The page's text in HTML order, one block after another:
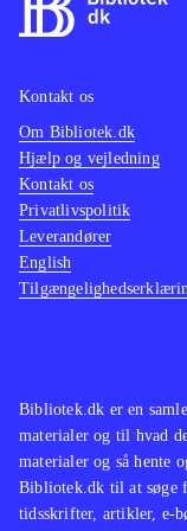
ikke spilbart
og selve
mere indhold
Spilserien
mest
både Vesten
Sony
de ældre PS2-
and Daxter
God
med mere
stadig med
Bibliotek.dk er en
materialer og til hvad
materialer og så hente
Bibliotek.dk til at søge
tidsskrifter, artikler, e-
Kontakt os
Om Bibliotek.dk
Hjælp og vejledning
Kontakt os
Privatlivspolitik
Leverandører
English